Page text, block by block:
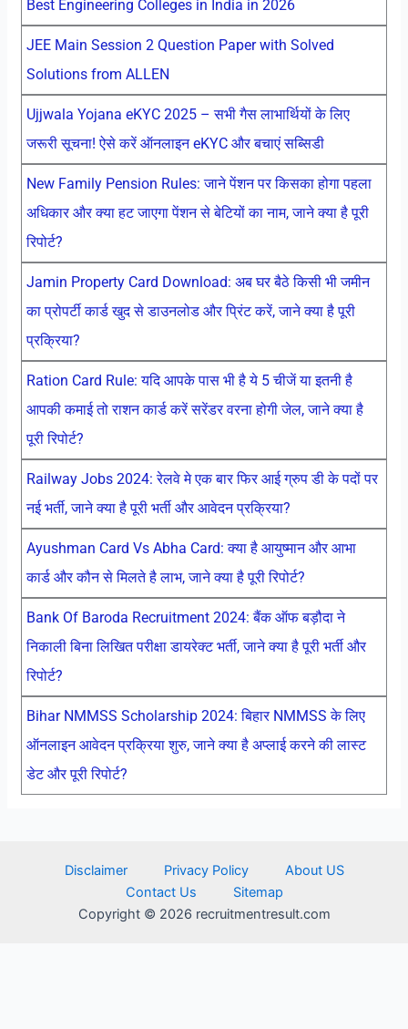
Best Engineering Colleges in India in 2026
JEE Main Session 2 Question Paper with Solved
Solutions from ALLEN
Ujjwala Yojana eKYC 2025 – सभी गैस लाभार्थियों के लिए
जरूरी सूचना! ऐसे करें ऑनलाइन eKYC और बचाएं सब्सिडी
New Family Pension Rules: जाने पेंशन पर किसका होगा पहला
अधिकार और क्या हट जाएगा पेंशन से बेटियों का नाम, जाने क्या है पूरी
रिपोर्ट?
Jamin Property Card Download: अब घर बैठे किसी भी जमीन
का प्रोपर्टी कार्ड खुद से डाउनलोड और प्रिंट करें, जाने क्या है पूरी
प्रक्रिया?
Ration Card Rule: यदि आपके पास भी है ये 5 चीजें या इतनी है
आपकी कमाई तो राशन कार्ड करें सरेंडर वरना होगी जेल, जाने क्या है
पूरी रिपोर्ट?
Railway Jobs 2024: रेलवे मे एक बार फिर आई ग्रुप डी के पदों पर
नई भर्ती, जाने क्या है पूरी भर्ती और आवेदन प्रक्रिया?
Ayushman Card Vs Abha Card: क्या है आयुष्मान और आभा
कार्ड और कौन से मिलते है लाभ, जाने क्या है पूरी रिपोर्ट?
Bank Of Baroda Recruitment 2024: बैंक ऑफ बड़ौदा ने
निकाली बिना लिखित परीक्षा डायरेक्ट भर्ती, जाने क्या है पूरी भर्ती और
रिपोर्ट?
Bihar NMMSS Scholarship 2024: बिहार NMMSS के लिए
ऑनलाइन आवेदन प्रक्रिया शुरु, जाने क्या है अप्लाई करने की लास्ट
डेट और पूरी रिपोर्ट?
Disclaimer Privacy Policy
About US
Contact Us
Sitemap
Copyright © 2026 recruitmentresult.com